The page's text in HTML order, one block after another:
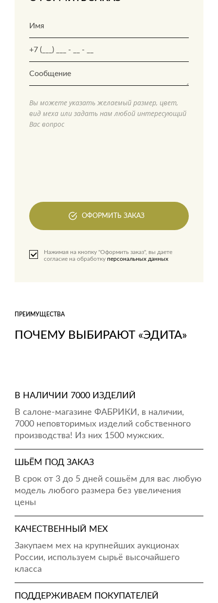
Вы можете указать желаемый размер, цвет,
вид меха или задать нам любой интересующий
Вас вопрос
ОФОРМИТЬ ЗАКАЗ
Нажимая на кнопку "Оформить заказ", вы даете
согласие на обработку персональных данных
ПОЧЕМУ ВЫБИРАЮТ «ЭДИТА»
ПРЕИМУЩЕСТВА
В НАЛИЧИИ 7000 ИЗДЕЛИЙ
В салоне-магазине ФАБРИКИ, в наличии,
7000 неповторимых изделий собственного
производства! Из них 1500 мужских.
ШЬЁМ ПОД ЗАКАЗ
В срок от 3 до 5 дней сошьём для вас любую
модель любого размера без увеличения
цены
КАЧЕСТВЕННЫЙ МЕХ
Закупаем мех на крупнейших аукционах
России, используем сырьё высочайшего
класса
ПОДДЕРЖИВАЕМ ПОКУПАТЕЛЕЙ